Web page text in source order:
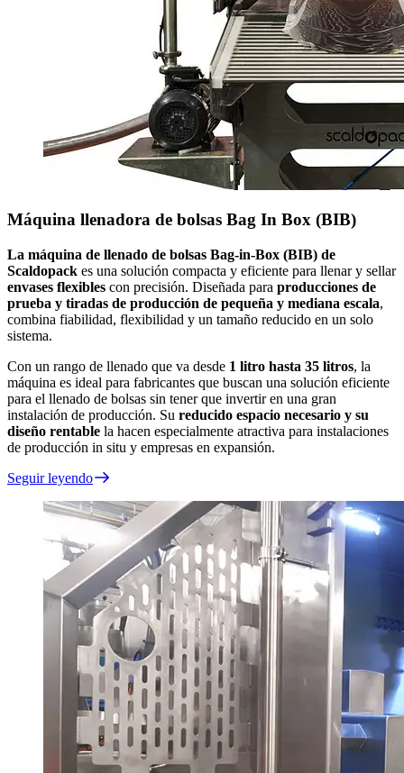
Máquina llenadora de bolsas Bag In Box (BIB)
La máquina de llenado de bolsas Bag-in-Box (BIB) de
Scaldopack es una solución compacta y eficiente para llenar y sellar
envases flexibles con precisión. Diseñada para producciones de
prueba y tiradas de producción de pequeña y mediana escala,
combina fiabilidad, flexibilidad y un tamaño reducido en un solo
sistema.
Con un rango de llenado que va desde 1 litro hasta 35 litros, la
máquina es ideal para fabricantes que buscan una solución eficiente
para el llenado de bolsas sin tener que invertir en una gran
instalación de producción. Su reducido espacio necesario y su
diseño rentable la hacen especialmente atractiva para instalaciones
de producción in situ y empresas en expansión.
Seguir leyendo